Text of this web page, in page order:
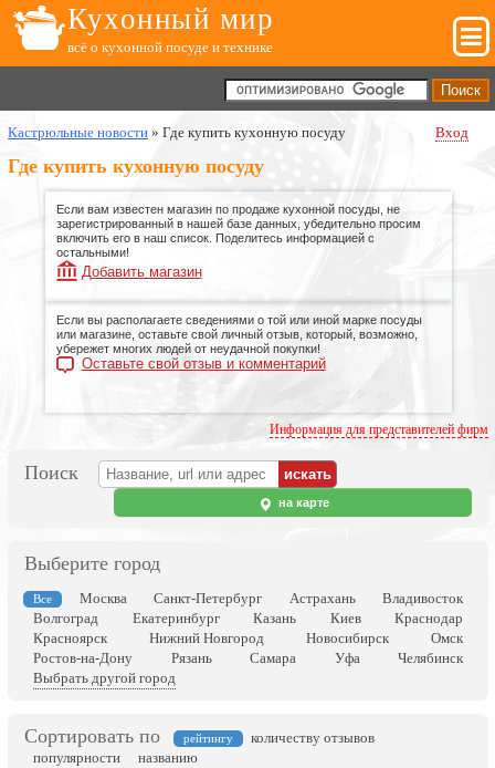
Кухонный мир
всё о кухонной посуде и технике
Кастрюльные новости » Где купить кухонную посуду Вход
Где купить кухонную посуду
Если вам известен магазин по продаже кухонной посуды, не
зарегистрированный в нашей базе данных, убедительно просим
включить его в наш список. Поделитесь информацией с
остальными!
Добавить магазин
Если вы располагаете сведениями о той или иной марке посуды
или магазине, оставьте свой личный отзыв, который, возможно,
убережет многих людей от неудачной покупки!
Оставьте свой отзыв и комментарий
Информация для представителей фирм
Поиск
на карте
Выберите город
Все Москва Санкт-Петербург Астрахань
Владивосток
Волгоград
Екатеринбург Казань Киев
Краснодар
Красноярск
Нижний Новгород Новосибирск
Омск
Ростов-на-Дону
Рязань Самара Уфа
Челябинск
Выбрать другой город
Сортировать по рейтингу
количеству отзывов
популярности
названию